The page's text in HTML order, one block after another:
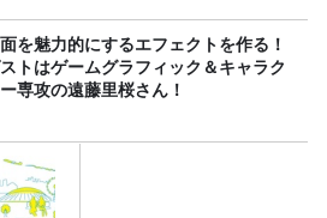
を魅力的にするエフェクトを作る！
トはゲームグラフィック＆キャラク
専攻の遠藤里桜さん！